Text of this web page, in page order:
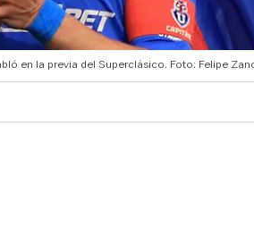
en la previa del Superclásico. Foto: Felipe